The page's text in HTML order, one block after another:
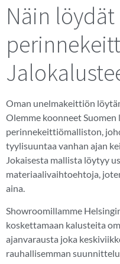
Näin
Oman unelmakeittiön
Olemme koonneet Suomen
perinnekeittiömalliston,
tyylisuuntaa vanhan ajan
Jokaisesta mallista löytyy
materiaalivaihtoehtoja,
aina.
Showroomillamme
koskettamaan kalusteita
ajanvarausta joka
rauhallisemman